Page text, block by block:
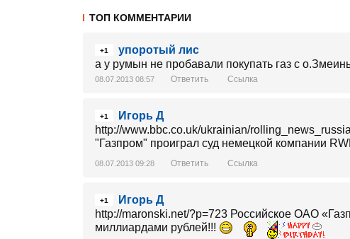
ТОП КОММЕНТАРИИ
+1
упоротый лис
а у румын не пробавали покупать газ с
08.07.2013 08:57 Ответить Ссылка
+1
Игорь Д
http://www.bbc.co.uk/ukrainian/
"Газпром" проиграл суд немецкой компании
08.07.2013 09:28 Ответить Ссылка
+1
Игорь Д
http://maronski.net/?p=723 Российское ОАО
миллиардами рублей!!!